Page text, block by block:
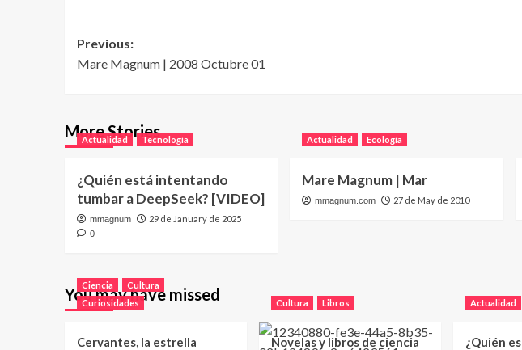
Post
navigation
Previous:
Mare Magnum | 2008 Octubre 01
More Stories
Actualidad Tecnología
¿Quién está intentando
tumbar a DeepSeek? [VIDEO]
mmagnum 29 de January de 2025
0
Actualidad Ecología
Mare Magnum | Mar
mmagnum.com 27 de May de 2010
You may have missed
Ciencia
Cultura
Curiosidades
Cervantes, la estrella
Cultura Libros
Novelas y libros de ciencia
Actualidad
¿Quién